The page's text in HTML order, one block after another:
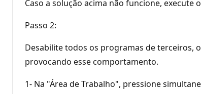
Caso a solução acima não funcione, execute
Passo 2:
Desabilite todos os programas de terceiros,
provocando esse comportamento.
1- Na "Área de Trabalho", pressione